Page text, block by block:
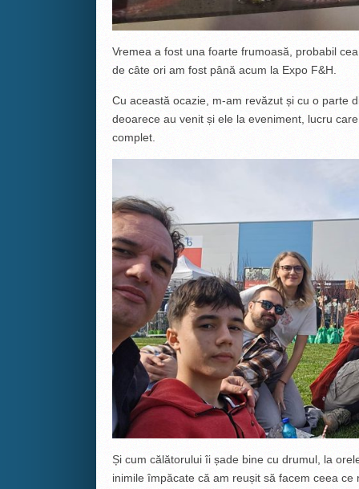
Vremea a fost una foarte frumoasă, probabil
de câte ori am fost până acum la Expo F&H.
Cu această ocazie, m-am revăzut și cu o parte
deoarece au venit și ele la eveniment, lucru
complet.
Și cum călătorului îi șade bine cu drumul, la
inimile împăcate că am reușit să facem ceea